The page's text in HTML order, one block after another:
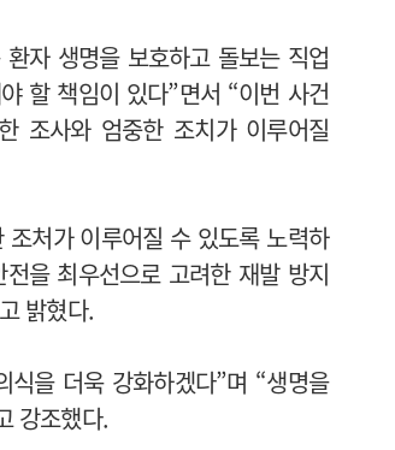
자 생명을 보호하고 돌보는 직업
할 책임이 있다”면서 “이번 사건
조사와 엄중한 조치가 이루어질
처가 이루어질 수 있도록 노력하
을 최우선으로 고려한 재발 방지
밝혔다.
을 더욱 강화하겠다”며 “생명을
강조했다.